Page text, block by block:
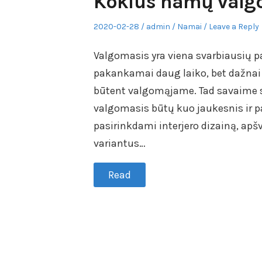
Posted
2020-02-28 Author
admin
Posted
Namai Leave a Reply
Valgomasis yra viena svarbiausių
pakankamai daug laiko, bet
būtent valgomąjame. Tad
valgomasis būtų kuo jaukesnis ir
pasirinkdami interjero dizainą,
variantus…
Read